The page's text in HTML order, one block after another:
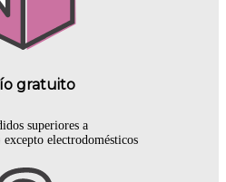
gratuito
superiores a
electrodomésticos